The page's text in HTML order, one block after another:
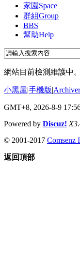
家園 Space
群組Group
BBS
幫助Help
網站目前檢測維護中。
小黑屋|手機版|Archiver
GMT+8, 2026-8-9
Powered by Discuz!
© 2001-2017 Comsenz
返回頂部